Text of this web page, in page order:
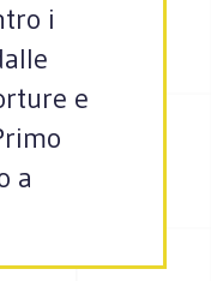
i
e
a